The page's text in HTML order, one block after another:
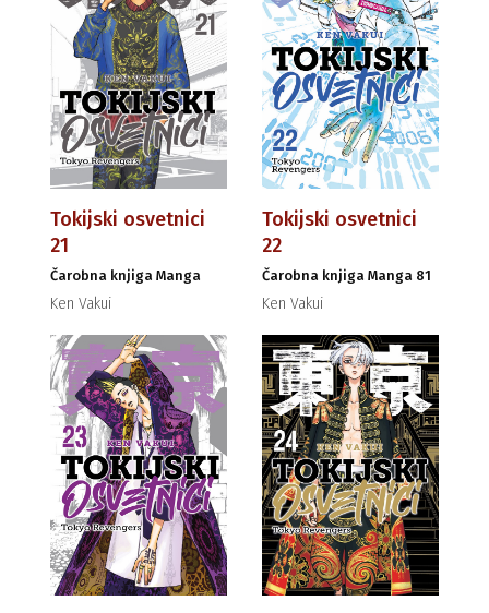
Tokijski osvetnici
21
Čarobna knjiga Manga
Ken Vakui
Tokijski osvetnici
22
Čarobna knjiga Manga 81
Ken Vakui